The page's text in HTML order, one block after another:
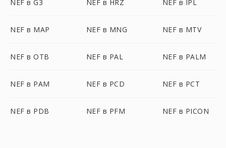
NEF в G3 NEF в HRZ NEF в IPL
NEF в MAP NEF в MNG NEF в MTV
NEF в OTB NEF в PAL NEF в PALM
NEF в PAM NEF в PCD NEF в PCT
NEF в PDB NEF в PFM NEF в PICON